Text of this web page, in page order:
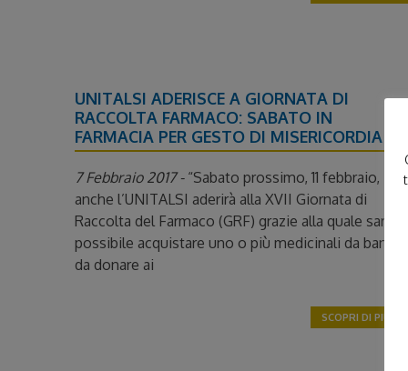
UNITALSI ADERISCE A GIORNATA DI
RACCOLTA FARMACO: SABATO IN
FARMACIA PER GESTO DI MISERICORDIA
7 Febbraio 2017 - “Sabato prossimo, 11 febbraio,
anche l’UNITALSI aderirà alla XVII Giornata di
Raccolta del Farmaco (GRF) grazie alla quale sarà
possibile acquistare uno o più medicinali da banco
da donare ai
SCOPRI DI PIÙ